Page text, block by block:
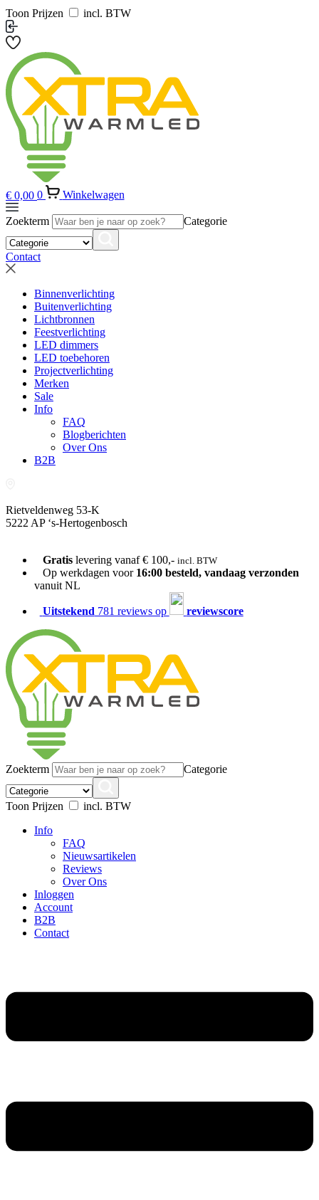
Toon Prijzen incl. BTW
€ 0,00 0 Winkelwagen
Zoekterm Categorie
Contact
Binnenverlichting
Buitenverlichting
Lichtbronnen
Feestverlichting
LED dimmers
LED toebehoren
Projectverlichting
Merken
Sale
Info
FAQ
Blogberichten
Over Ons
B2B
Rietveldenweg 53-K
5222 AP ‘s-Hertogenbosch
Gratislevering vanaf € 100,- incl. BTW
Op werkdagen voor 16:00 besteld, vandaag verzonden
vanuit NL
Uitstekend 781 reviews op reviewscore
Zoekterm Categorie
Toon Prijzen
incl. BTW
Info
FAQ
Nieuwsartikelen
Reviews
Over Ons
Inloggen
Account
B2B
Contact